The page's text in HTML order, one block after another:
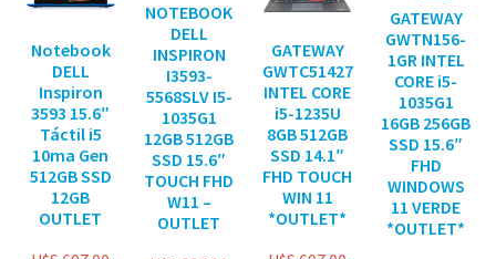
Notebook
DELL
Inspiron
3593 15.6″
Táctil i5
10ma Gen
512GB SSD
12GB
OUTLET
NOTEBOOK
DELL
INSPIRON
I3593-
5568SLV I5-
1035G1
12GB 512GB
SSD 15.6″
TOUCH FHD
W11 –
OUTLET
GATEWAY
GWTC51427
INTEL CORE
i5-1235U
8GB 512GB
SSD 14.1″
FHD TOUCH
WIN 11
*OUTLET*
GATEWAY
GWTN156-
1GR INTEL
CORE i5-
1035G1
16GB 256GB
SSD 15.6″
FHD
WINDOWS
11 VERDE
*OUTLET*